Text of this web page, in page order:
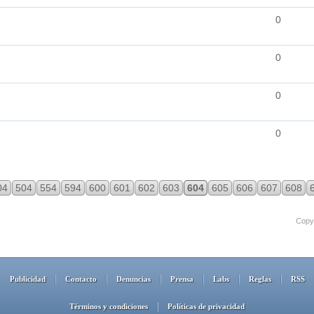
0
0
0
0
504 554 594 600 601 602 603 604 605 606 607 608
Publicidad Contacto Denuncias Prensa Labs Reglas RSS
Términos y condiciones Políticas de privacidad